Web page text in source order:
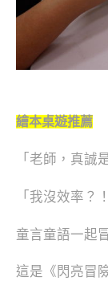
繪本桌遊推薦
「老師，真誠
「我沒效率？
童言童語一起
這是《閃亮冒